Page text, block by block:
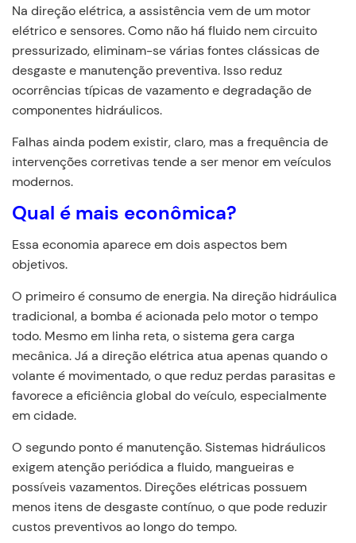
Na direção elétrica, a assistência vem de um motor
elétrico e sensores. Como não há fluido nem circuito
pressurizado, eliminam-se várias fontes clássicas de
desgaste e manutenção preventiva. Isso reduz
ocorrências típicas de vazamento e degradação de
componentes hidráulicos.
Falhas ainda podem existir, claro, mas a frequência de
intervenções corretivas tende a ser menor em veículos
modernos.
Qual é mais econômica?
Essa economia aparece em dois aspectos bem
objetivos.
O primeiro é consumo de energia. Na direção hidráulica
tradicional, a bomba é acionada pelo motor o tempo
todo. Mesmo em linha reta, o sistema gera carga
mecânica. Já a direção elétrica atua apenas quando o
volante é movimentado, o que reduz perdas parasitas e
favorece a eficiência global do veículo, especialmente
em cidade.
O segundo ponto é manutenção. Sistemas hidráulicos
exigem atenção periódica a fluido, mangueiras e
possíveis vazamentos. Direções elétricas possuem
menos itens de desgaste contínuo, o que pode reduzir
custos preventivos ao longo do tempo.